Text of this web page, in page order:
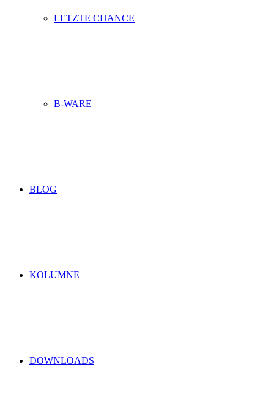
LETZTE CHANCE
B-WARE
BLOG
KOLUMNE
DOWNLOADS